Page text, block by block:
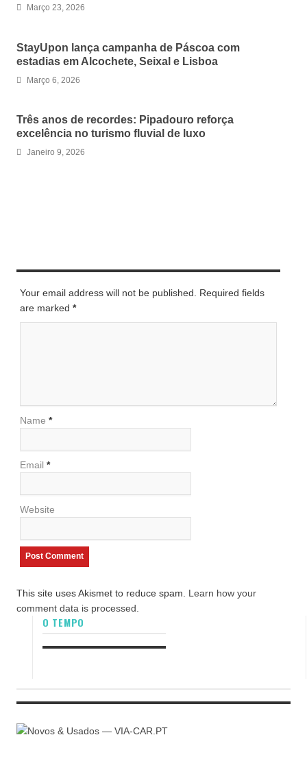
Março 23, 2026
StayUpon lança campanha de Páscoa com
estadias em Alcochete, Seixal e Lisboa
Março 6, 2026
Três anos de recordes: Pipadouro reforça
excelência no turismo fluvial de luxo
Janeiro 9, 2026
Your email address will not be published. Required fields
are marked *
Name *
Email *
Website
This site uses Akismet to reduce spam. Learn how your
comment data is processed.
O TEMPO